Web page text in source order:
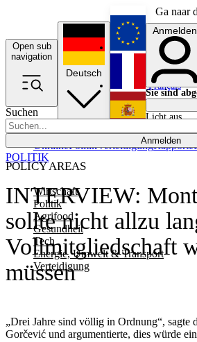
Ga naar
Open sub
navigation
Suchen
Anmelden
POLICY AREAS
Wirtschaft
Politik
Agrifood
Gesundheit
Tech
Energie, Umwelt & Transport
Verteidigung
UkrainePolitikVerteidigung
Deutsch
English
Français
Anmelden
Sie sind
Licht aus
INTERVIEW:
sollte nicht allzu
Vollmitgliedschaft
müssen
„Drei Jahre sind völlig in Ordnung“,
Gorčević und argumentierte, dies würde
POLITIK